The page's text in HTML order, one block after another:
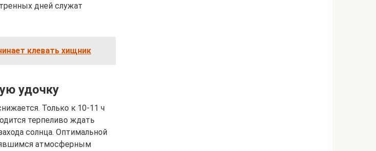
дней служат
клевать хищник
удочку
Только к 10-11 ч
терпеливо ждать
солнца. Оптимальной
атмосферным